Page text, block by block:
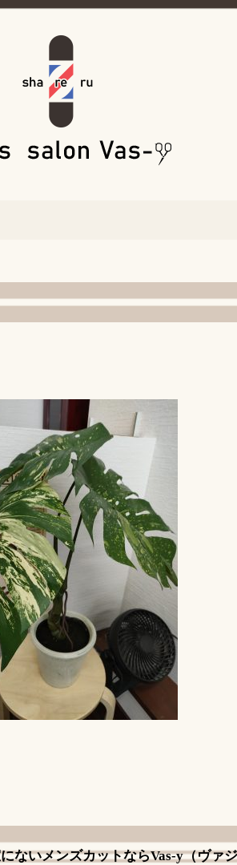
ないメンズカットならVas-y（ヴァ